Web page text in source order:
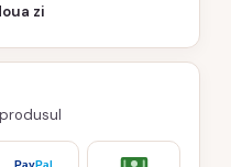
zi
PayPal